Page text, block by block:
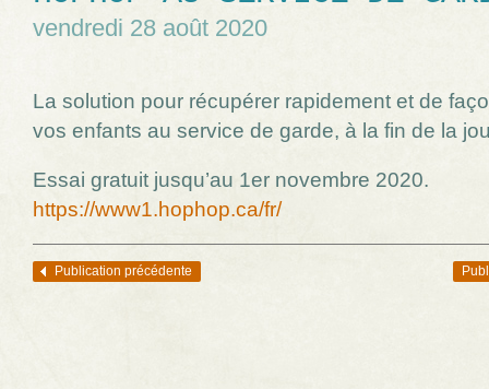
vendredi 28 août 2020
La solution pour récupérer rapidement et de
vos enfants au service de garde, à la fin de la
Essai gratuit jusqu’au 1er novembre 2020.
https://www1.hophop.ca/fr/
Navigation des articles
Publication précédente